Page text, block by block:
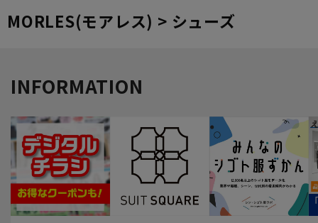
MORLES(モアレス) > シューズ
INFORMATION